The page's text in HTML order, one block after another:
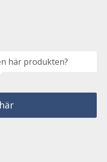
här produkten?